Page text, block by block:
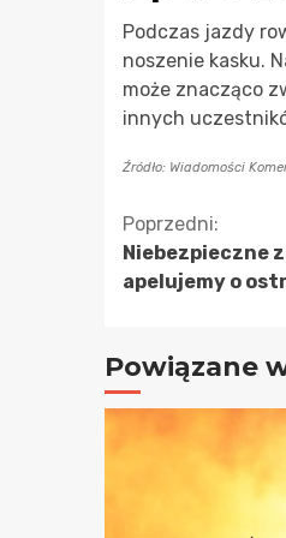
Podczas jazdy
noszenie kasku.
może znacząco
innych
Źródło: Wiadomości
czytanie
Poprzedni:
Niebezpieczne
apelujemy o
Powiązane